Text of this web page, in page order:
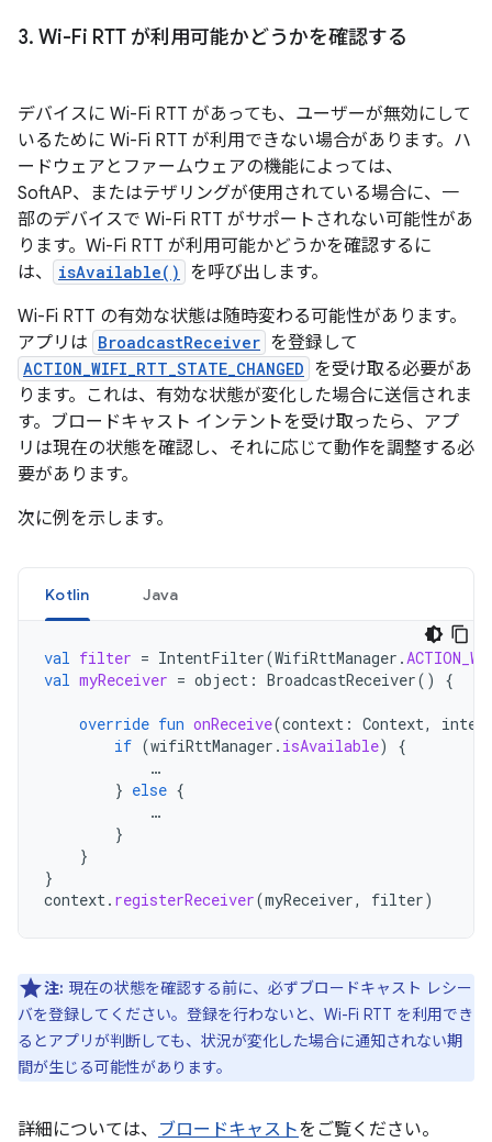
3. Wi-Fi RTT が利用可能かどうかを確認する
デバイスに Wi-Fi RTT があっても、ユーザーが無効にして
いるために Wi-Fi RTT が利用できない場合があります。ハ
ードウェアとファームウェアの機能によっては、
SoftAP、またはテザリングが使用されている場合に、一
部のデバイスで Wi-Fi RTT がサポートされない可能性があ
ります。Wi-Fi RTT が利用可能かどうかを確認するに
は、
isAvailable()
を呼び出します。
Wi-Fi RTT の有効な状態は随時変わる可能性があります。
アプリは BroadcastReceiver を登録して
ACTION_WIFI_RTT_STATE_CHANGED を受け取る必要があ
ります。これは、有効な状態が変化した場合に送信されま
す。ブロードキャスト インテントを受け取ったら、アプ
リは現在の状態を確認し、それに応じて動作を調整する必
要があります。
次に例を示します。
Kotlin Java
val filter = IntentFilter(WifiRttManager .
val myReceiver = object : BroadcastReceiver() {
override fun onReceive(context : Context,
if (wifiRttManager . isAvailable)
{
…
} else {
…
}
}
}
context. registerReceiver(myReceiver, filter)
注: 現在の状態を確認する前に、必ずブロードキャスト レシー
バを登録してください。登録を行わないと、Wi-Fi RTT を利用でき
るとアプリが判断しても、状況が変化した場合に通知されない期
間が生じる可能性があります。
詳細については、 ブロードキャストをご覧ください。